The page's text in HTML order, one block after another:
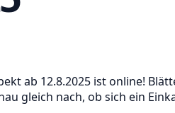
ab 12.8.2025 ist online!
gleich nach, ob sich ein